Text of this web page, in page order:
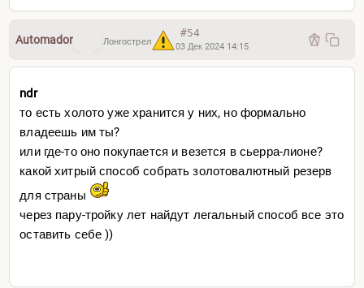
Automador Лонгострел
#54
03 Дек 2024 14:15
ndr
то есть холото уже хранится у них, но формально
владеешь им ты?
или где-то оно покупается и везется в сьерра-лионе?
какой хитрый способ собрать золотовалютный резерв
для страны
через пару-тройку лет найдут легальный способ все это
оставить себе ))